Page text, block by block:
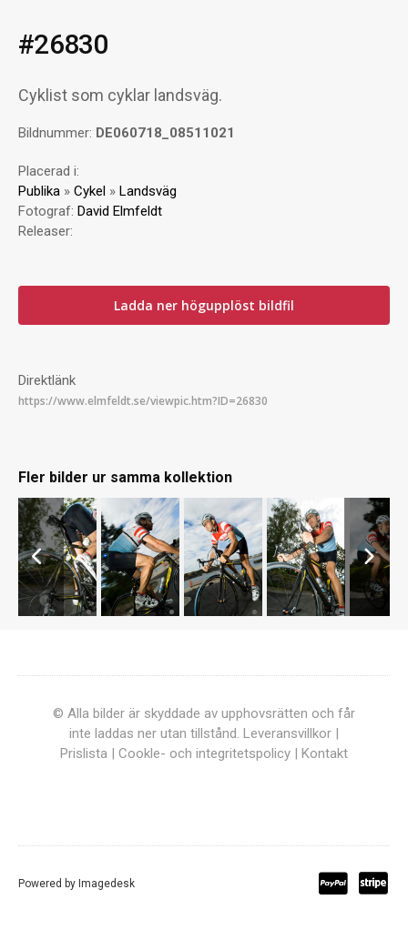
#26830
Cyklist som cyklar landsväg.
Bildnummer: DE060718_08511021
Placerad i:
Publika » Cykel » Landsväg
Fotograf: David Elmfeldt
Releaser:
Ladda ner högupplöst bildfil
Direktlänk
Fler bilder ur samma kollektion
© Alla bilder är skyddade av upphovsrätten och får
inte laddas ner utan tillstånd. Leveransvillkor |
Prislista | Cookle- och integritetspolicy | Kontakt
Powered by Imagedesk